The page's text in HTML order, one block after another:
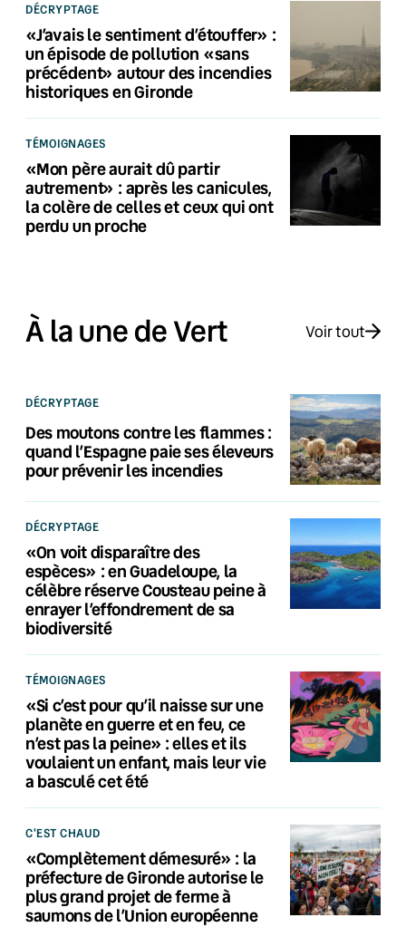
DÉCRYPTAGE
«J’avais le sentiment d’étouffer» :
un épisode de pollution «sans
précédent» autour des incendies
historiques en Gironde
TÉMOIGNAGES
«Mon père aurait dû partir
autrement» : après les canicules,
la colère de celles et ceux qui ont
perdu un proche
À la une de Vert Voir tout
DÉCRYPTAGE
Des moutons contre les flammes :
quand l’Espagne paie ses éleveurs
pour prévenir les incendies
DÉCRYPTAGE
«On voit disparaître des
espèces» : en Guadeloupe, la
célèbre réserve Cousteau peine à
enrayer l’effondrement de sa
biodiversité
TÉMOIGNAGES
«Si c’est pour qu’il naisse sur une
planète en guerre et en feu, ce
n’est pas la peine» : elles et ils
voulaient un enfant, mais leur vie
a basculé cet été
C'EST CHAUD
«Complètement démesuré» : la
préfecture de Gironde autorise le
plus grand projet de ferme à
saumons de l’Union européenne